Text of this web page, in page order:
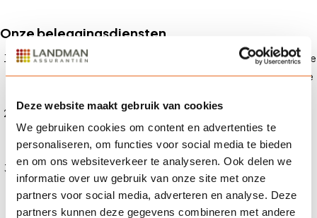
Deze website maakt gebruik van cookies
We gebruiken cookies om content en advertenties te
personaliseren, om functies voor social media te bieden
en om ons websiteverkeer te analyseren. Ook delen we
informatie over uw gebruik van onze site met onze
partners voor social media, adverteren en analyse. Deze
partners kunnen deze gegevens combineren met andere
Onze beleggingsdiensten
Persoonlijk advies
: Onze adviseurs nemen de tijd om je financiële
situatie en doelen te begrijpen, zodat we een beleggingsstrategie
Portefeuillebeheer: We bieden actief portefeuillebeheer om
ervoor te zorgen dat je beleggingen optimaal presteren in
verschillende marktomstandigheden.
Marktanalyse en onderzoek: We voorzien je van gedegen
marktanalyse en onderzoek om je te helpen weloverwogen
beleggingsbeslissingen te nemen.